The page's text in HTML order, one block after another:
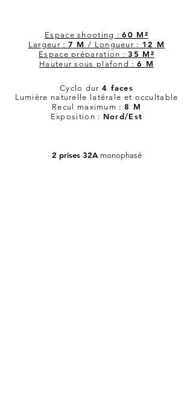
Espace shooting :60 M²
Largeur : 7 M/ Longueur : 12 M
Espace préparation :35 M²
Hauteur sous plafond : 6 M
Cyclo dur 4 faces
Lumière naturelle latérale et occultable
Recul maximum : 8 M
Exposition : Nord/Est
2 prises 32A monophasé